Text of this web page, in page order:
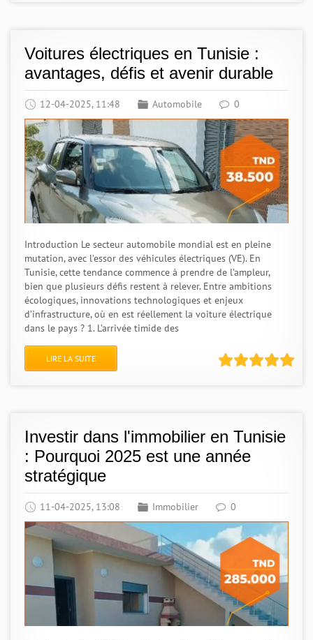
Voitures électriques en Tunisie :
avantages, défis et avenir durable
12-04-2025, 11:48 Automobile 0
Introduction Le secteur automobile mondial est en pleine
mutation, avec l’essor des véhicules électriques (VE). En
Tunisie, cette tendance commence à prendre de l’ampleur,
bien que plusieurs défis restent à relever. Entre ambitions
écologiques, innovations technologiques et enjeux
d’infrastructure, où en est réellement la voiture électrique
dans le pays ? 1. L’arrivée timide des
LIRE LA SUITE
Investir dans l'immobilier en Tunisie
: Pourquoi 2025 est une année
stratégique
11-04-2025, 13:08 Immobilier 0